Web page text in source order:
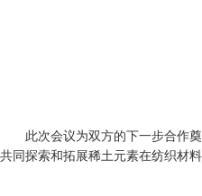
此次会议为双方的下一步合作
共同探索和拓展稀土元素在纺织材